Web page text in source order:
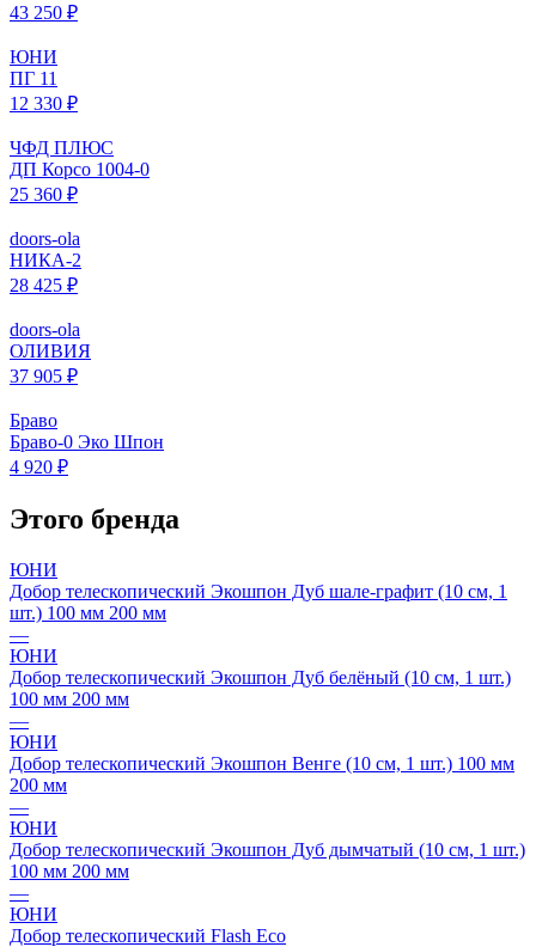
43 250 ₽
ЮНИ
ПГ 11
12 330 ₽
ЧФД ПЛЮС
ДП Корсо 1004-0
25 360 ₽
doors-ola
НИКА-2
28 425 ₽
doors-ola
ОЛИВИЯ
37 905 ₽
Браво
Браво-0 Эко Шпон
4 920 ₽
Этого бренда
ЮНИ
Добор телескопический Экошпон Дуб шале-графит (10 см, 1
шт.) 100 мм 200 мм
—
ЮНИ
Добор телескопический Экошпон Дуб белёный (10 см, 1 шт.)
100 мм 200 мм
—
ЮНИ
Добор телескопический Экошпон Венге (10 см, 1 шт.) 100 мм
200 мм
—
ЮНИ
Добор телескопический Экошпон Дуб дымчатый (10 см, 1 шт.)
100 мм 200 мм
—
ЮНИ
Добор телескопический Flash Eco